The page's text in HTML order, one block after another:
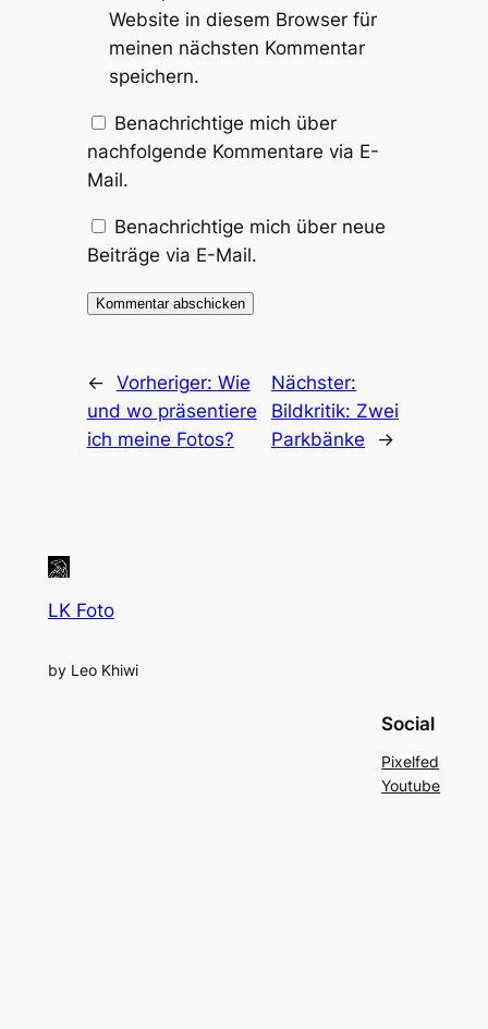
Website in diesem Browser für
meinen nächsten Kommentar
speichern.
Benachrichtige mich über
nachfolgende Kommentare via E-
Mail.
Benachrichtige mich über neue
Beiträge via E-Mail.
← Vorheriger: Wie
und wo präsentiere
ich meine Fotos?
Nächster:
Bildkritik: Zwei
Parkbänke
→
LK Foto
by Leo Khiwi
Social
Pixelfed
Youtube